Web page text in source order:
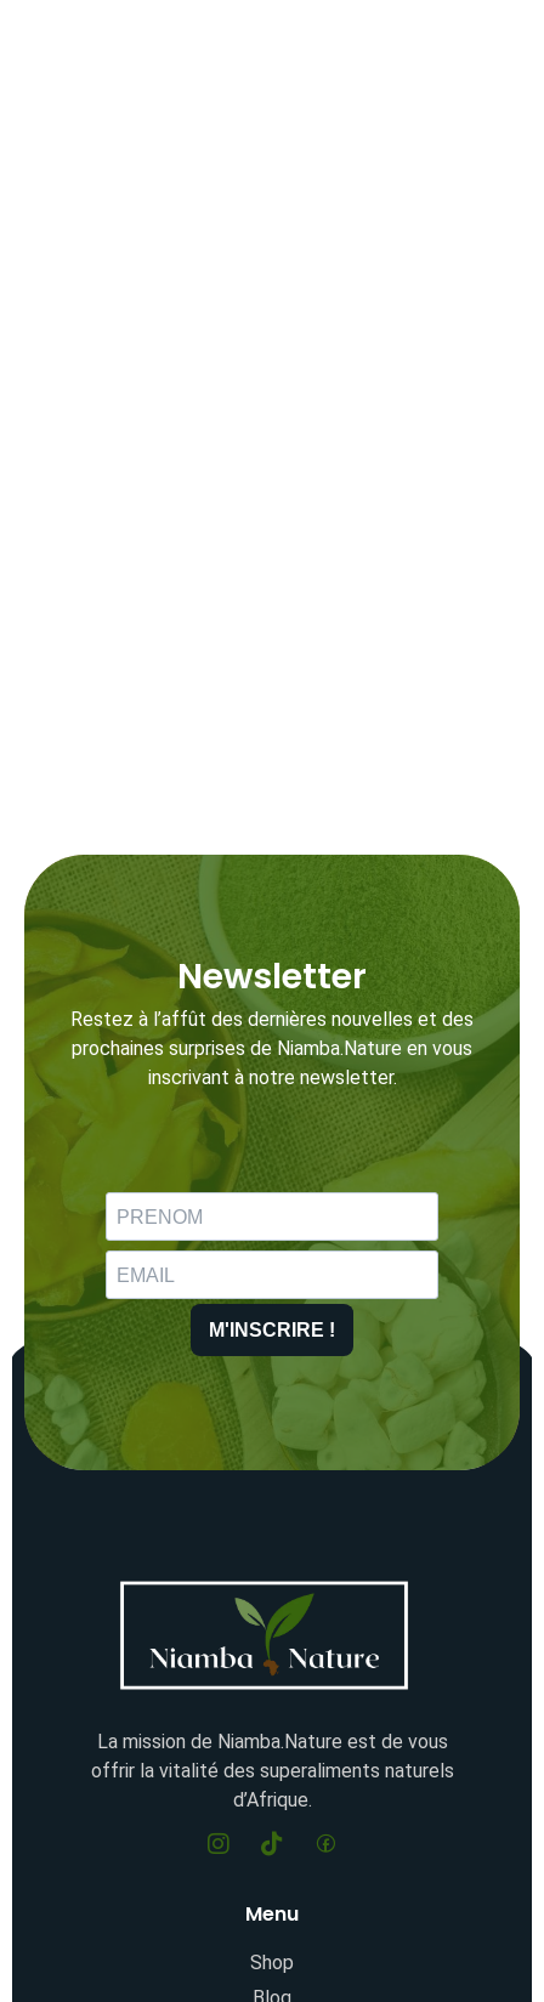
Newsletter
Restez à l’affût des dernières nouvelles et des
prochaines surprises de Niamba.Nature en vous
inscrivant à notre newsletter.
M'INSCRIRE !
La mission de Niamba.Nature est de vous
offrir la vitalité des superaliments naturels
d’Afrique.
Menu
Shop